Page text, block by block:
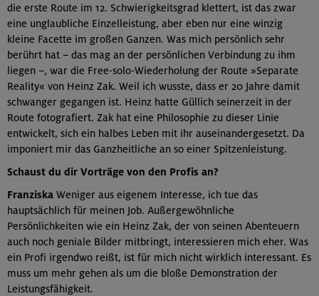
die erste Route im 12. Schwierigkeitsgrad klettert, ist das zwar
eine unglaubliche Einzelleistung, aber eben nur eine winzig
kleine Facette im großen Ganzen. Was mich persönlich sehr
berührt hat – das mag an der persönlichen Verbindung zu ihm
liegen –, war die Free-solo-Wiederholung der Route »Separate
Reality« von Heinz Zak. Weil ich wusste, dass er 20 Jahre damit
schwanger gegangen ist. Heinz hatte Güllich seinerzeit in der
Route fotografiert. Zak hat eine Philosophie zu dieser Linie
entwickelt, sich ein halbes Leben mit ihr auseinandergesetzt. Da
imponiert mir das Ganzheitliche an so einer Spitzenleistung.
Schaust du dir Vorträge von den Profis an?
Franziska Weniger aus eigenem Interesse, ich tue das
hauptsächlich für meinen Job. Außergewöhnliche
Persönlichkeiten wie ein Heinz Zak, der von seinen Abenteuern
auch noch geniale Bilder mitbringt, interessieren mich eher. Was
ein Profi irgendwo reißt, ist für mich nicht wirklich interessant. Es
muss um mehr gehen als um die bloße Demonstration der
Leistungsfähigkeit.